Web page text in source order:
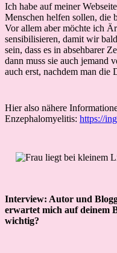
Ich habe auf meiner
Menschen helfen sollen, die
Vor allem aber möchte ich
sensibilisieren, damit wir
sein, dass es in absehbarer
dann muss sie auch jemand
auch erst, nachdem man die
Hier also nähere
Enzephalomyelitis: https://
Interview: Autor und
erwartet mich auf deinem
wichtig?